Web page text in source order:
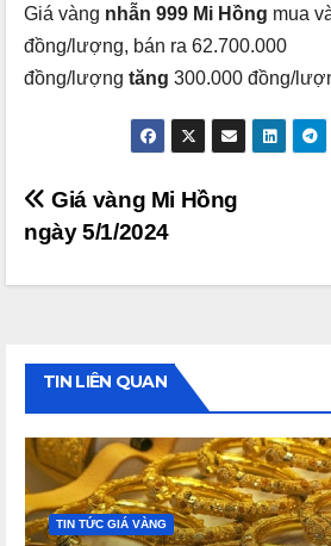
Giá vàng nhẫn 999 Mi Hồng mua
đồng/lượng, bán ra 62.700.000
đồng/lượng tăng 300.000 đồng/
Điều
hướng
bài
Giá vàng Mi Hồng
ngày 5/1/2024
TIN LIÊN QUAN
TIN TỨC GIÁ VÀNG